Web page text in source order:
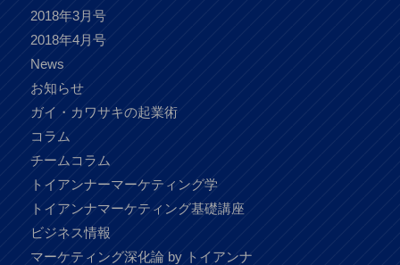
2018年3月号
2018年4月号
News
お知らせ
ガイ・カワサキの起業術
コラム
チームコラム
トイアンナーマーケティング学
トイアンナマーケティング基礎講座
ビジネス情報
マーケティング深化論 by トイアンナ